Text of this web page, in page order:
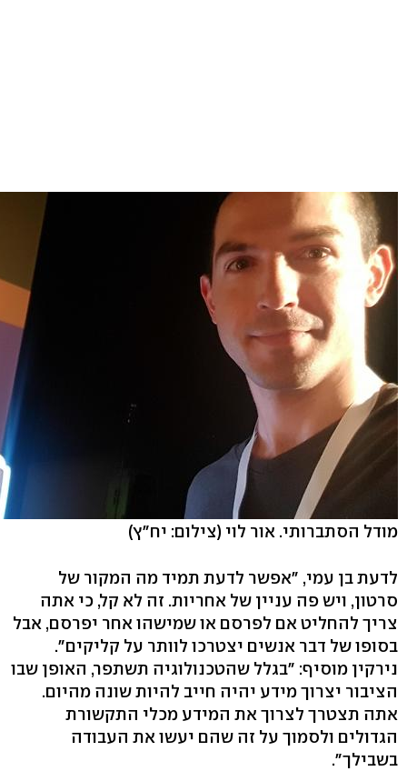
מודל הסתברותי. אור לוי (צילום: יח"ץ)
לדעת בן עמי, "אפשר לדעת תמיד מה המקור של
סרטון, ויש פה עניין של אחריות. זה לא קל, כי אתה
צריך להחליט אם לפרסם או שמישהו אחר יפרסם, אבל
בסופו של דבר אנשים יצטרכו לוותר על קליקים".
נירקין מוסיף: "בגלל שהטכנולוגיה תשתפר, האופן שבו
הציבור יצרוך מידע יהיה חייב להיות שונה מהיום.
אתה תצטרך לצרוך את המידע מכלי התקשורת
הגדולים ולסמוך על זה שהם יעשו את העבודה
בשבילך".